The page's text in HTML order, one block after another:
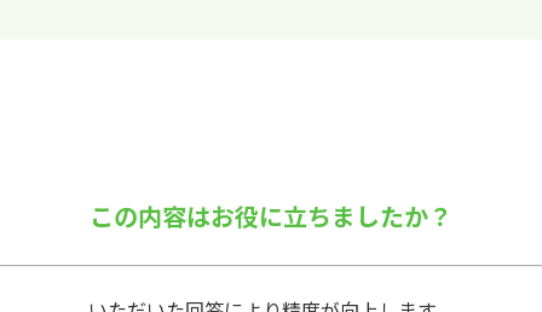
この内容はお役に立ちましたか？